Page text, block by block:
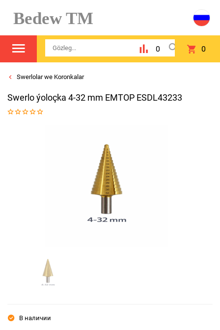
Bedew TM
0 0
Swerlolar we Koronkalar
Swerlo ýoloçka 4-32 mm EMTOP ESDL43233
В наличии